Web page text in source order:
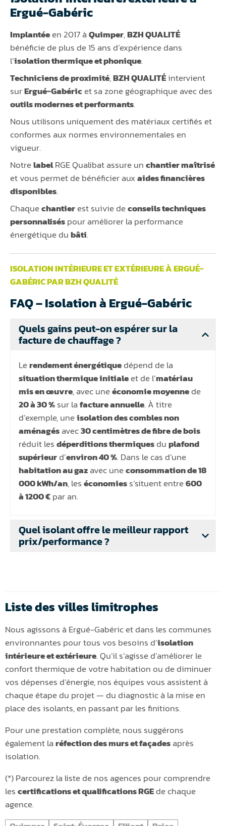
Ergué-Gabéric
Implantéeen 2017 àQuimper,BZH QUALITÉ
bénéficie de plus de 15 ans d’expérience dans
l’isolation thermique et phonique.
Techniciens de proximité,BZH QUALITÉintervient
surErgué-Gabéricet sa zone géographique avec des
outils modernes et performants.
Nous utilisons uniquement des matériaux certifiés et
conformes aux normes environnementales en
vigueur.
NotrelabelRGE Qualibat assure unchantier maîtrisé
et vous permet de bénéficier auxaides financières
disponibles.
Chaquechantierest suivie deconseils techniques
personnaliséspour améliorer la performance
énergétique dubâti.
ISOLATION INTÉRIEURE ET EXTÉRIEURE À ERGUÉ-
GABÉRIC PAR BZH QUALITÉ
FAQ – Isolation à Ergué-Gabéric
Quels gains peut-on espérer sur la
facture de chauffage ?
Lerendement énergétiquedépend de la
situation thermique initialeet de l’matériau
mis en œuvre, avec uneéconomie moyennede
20 à 30 %sur lafacture annuelle. À titre
d’exemple, uneisolation des combles non
aménagésavec30 centimètres de fibre de bois
réduit lesdéperditions thermiquesduplafond
supérieurd’environ 40 %. Dans le cas d’une
habitation au gazavec uneconsommation de 18
000 kWh/an, leséconomiess’situent entre600
à 1200 €par an.
Quel isolant offre le meilleur rapport
prix/performance ?
Liste des villes limitrophes
Nous agissons à Ergué-Gabéric et dans les communes
environnantes pour tous vos besoins d’isolation
intérieure et extérieure. Qu’il s’agisse d’améliorer le
confort thermique de votre habitation ou de diminuer
vos dépenses d’énergie, nos équipes vous assistent à
chaque étape du projet — du diagnostic à la mise en
place des isolants, en passant par les finitions.
Pour une prestation complète, nous suggérons
également laréfection des murs et façadesaprès
isolation.
(*) Parcourez la liste de nos agences pour comprendre
lescertifications et qualifications RGEde chaque
agence.